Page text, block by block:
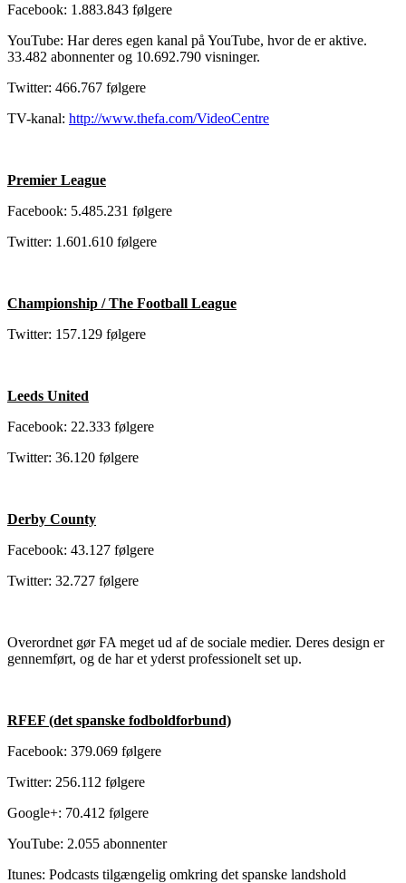
Facebook: 1.883.843 følgere
YouTube: Har deres egen kanal på YouTube, hvor de er aktive.
33.482 abonnenter og 10.692.790 visninger.
Twitter: 466.767 følgere
TV-kanal: http://www.thefa.com/VideoCentre
Premier League
Facebook: 5.485.231 følgere
Twitter: 1.601.610 følgere
Championship / The Football League
Twitter: 157.129 følgere
Leeds United
Facebook: 22.333 følgere
Twitter: 36.120 følgere
Derby County
Facebook: 43.127 følgere
Twitter: 32.727 følgere
Overordnet gør FA meget ud af de sociale medier. Deres design er
gennemført, og de har et yderst professionelt set up.
RFEF (det spanske fodboldforbund)
Facebook: 379.069 følgere
Twitter: 256.112 følgere
Google+: 70.412 følgere
YouTube: 2.055 abonnenter
Itunes: Podcasts tilgængelig omkring det spanske landshold